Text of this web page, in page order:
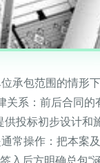
承包范围的情形下
关系：前后合同的
供投标初步设计和
常操作：把本案